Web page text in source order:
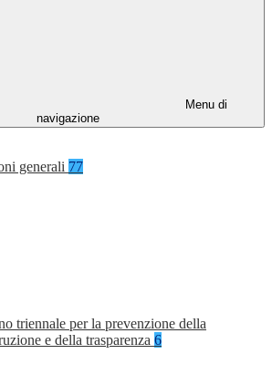
Menu di
navigazione
generali 77
triennale per la prevenzione della
e della trasparenza 6